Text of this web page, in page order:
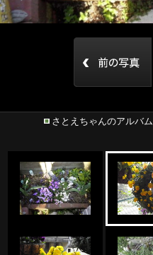
さとえちゃんのアルバム